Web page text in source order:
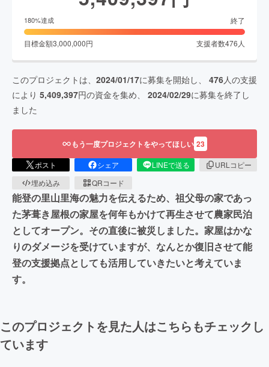
180%達成 終了
目標金額3,000,000円 支援者数476 人
このプロジェクトは、 2024/01/17に募集を開始し、 476人の支援
により 5,409,397円の資金を集め、 2024/02/29に募集を終了し
ました
もう一度プロジェクトをやってほしい 23
ポスト シェア LINEで送る
URLコピー
埋め込み
QRコード
能登の里山里海の魅力を伝えるため、祖父母の家であっ
た茅葺き屋根の家屋を何年もかけて再生させて農家民泊
としてオープン。その直後に被災しました。家屋はかな
りのダメージを受けていますが、なんとか復旧させて能
登の支援拠点としても活用していきたいと考えていま
す。
このプロジェクトを見た人はこちらもチェックし
ています